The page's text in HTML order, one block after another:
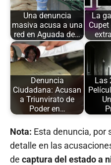
Una denuncia
masiva acusa a una
red en Aguada de…
La
Cupet
Denuncia
Ciudadana: Acusan
a Triunvirato de
Poder en…
Las
Nota: Esta denuncia, por
detalle en las
de captura del estado a